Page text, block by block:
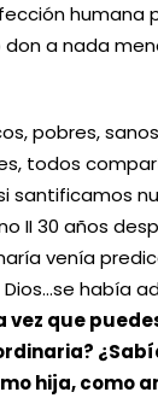
humana
a nada
pobres,
todos
santificamos
II 30 años
venía
había
vez que
hija, como